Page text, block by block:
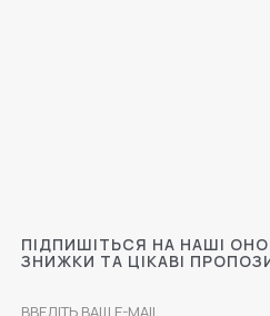
ПІДПИШІТЬСЯ НА НАШІ
ЗНИЖКИ ТА ЦІКАВІ